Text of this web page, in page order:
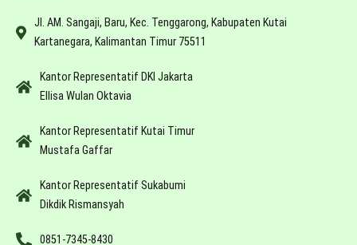
Jl. AM. Sangaji, Baru, Kec. Tenggarong, Kabupaten Kutai
Kartanegara, Kalimantan Timur 75511
Kantor Representatif DKI Jakarta
Ellisa Wulan Oktavia
Kantor Representatif Kutai Timur
Mustafa Gaffar
Kantor Representatif Sukabumi
Dikdik Rismansyah
0851-7345-8430